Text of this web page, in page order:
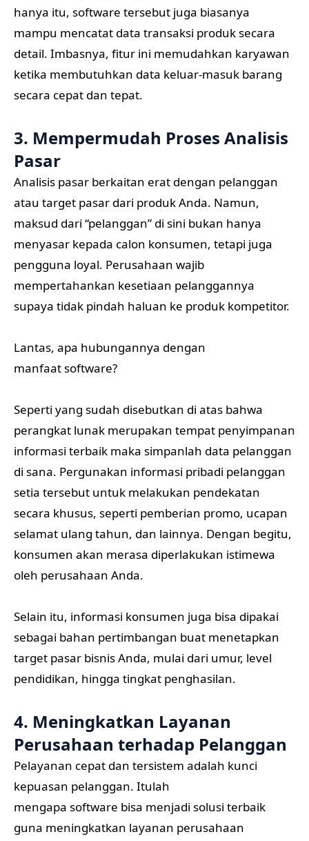
hanya itu, software tersebut juga biasanya
mampu mencatat data transaksi produk secara
detail. Imbasnya, fitur ini memudahkan karyawan
ketika membutuhkan data keluar-masuk barang
secara cepat dan tepat.
3. Mempermudah Proses Analisis
Pasar
Analisis pasar berkaitan erat dengan pelanggan
atau target pasar dari produk Anda. Namun,
maksud dari “pelanggan” di sini bukan hanya
menyasar kepada calon konsumen, tetapi juga
pengguna loyal. Perusahaan wajib
mempertahankan kesetiaan pelanggannya
supaya tidak pindah haluan ke produk kompetitor.
Lantas, apa hubungannya dengan
manfaat software?
Seperti yang sudah disebutkan di atas bahwa
perangkat lunak merupakan tempat penyimpanan
informasi terbaik maka simpanlah data pelanggan
di sana. Pergunakan informasi pribadi pelanggan
setia tersebut untuk melakukan pendekatan
secara khusus, seperti pemberian promo, ucapan
selamat ulang tahun, dan lainnya. Dengan begitu,
konsumen akan merasa diperlakukan istimewa
oleh perusahaan Anda.
Selain itu, informasi konsumen juga bisa dipakai
sebagai bahan pertimbangan buat menetapkan
target pasar bisnis Anda, mulai dari umur, level
pendidikan, hingga tingkat penghasilan.
4. Meningkatkan Layanan
Perusahaan terhadap Pelanggan
Pelayanan cepat dan tersistem adalah kunci
kepuasan pelanggan. Itulah
mengapa software bisa menjadi solusi terbaik
guna meningkatkan layanan perusahaan